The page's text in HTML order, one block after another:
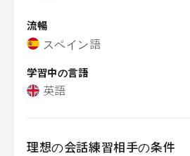
流暢
スペイン語
学習中の言語
英語
理想の会話練習相手の条件